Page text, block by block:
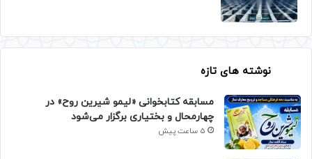
نوشته های تازه
مسابقه کتابخوانی «لیمو شیرین روح» در
چهارمحال و بختیاری برگزار می‌شود
5 ساعت پیش